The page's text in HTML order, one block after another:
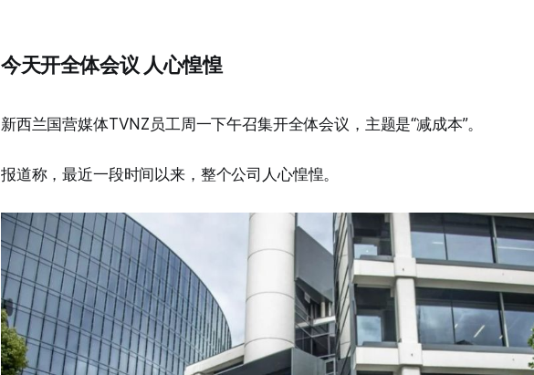
今天开全体会议 人心惶惶
新西兰国营媒体TVNZ员工周一下午召集开全体会议，主题是“减成本”。
报道称，最近一段时间以来，整个公司人心惶惶。